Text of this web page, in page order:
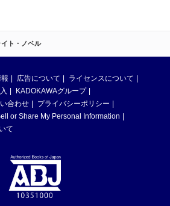
イト・ノベル
広告について
ライセンスについて
KADOKAWAグループ
合わせ
プライバシーポリシー
or Share My Personal Information
て